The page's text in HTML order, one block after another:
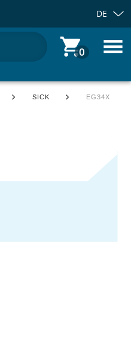
DE
0
SICK EG34X